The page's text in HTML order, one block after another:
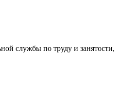
службы по труду и занятости,